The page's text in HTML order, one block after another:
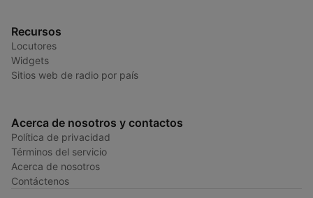
Recursos
Locutores
Widgets
Sitios web de radio por país
Acerca de nosotros y contactos
Política de privacidad
Términos del servicio
Acerca de nosotros
Contáctenos